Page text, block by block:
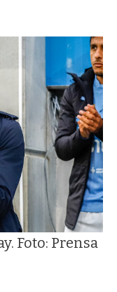
Foto: Prensa